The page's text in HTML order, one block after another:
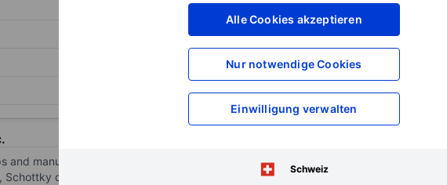
Alle Cookies akzeptieren
Nur notwendige Cookies
Einwilligung verwalten
Schweiz
XXXXXXX
XXXXXXX
XXXXXXX
XXXXXXX
Konto eröffnenum Zugriff auf
and manufactures semiconductor technologies based on silicon carbide (SiC) for
Schottky diodes, and power modules used in power electronics applications. The